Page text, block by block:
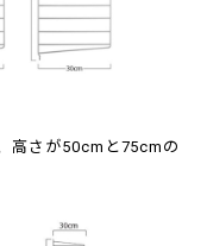
高さが50cmと75cmの